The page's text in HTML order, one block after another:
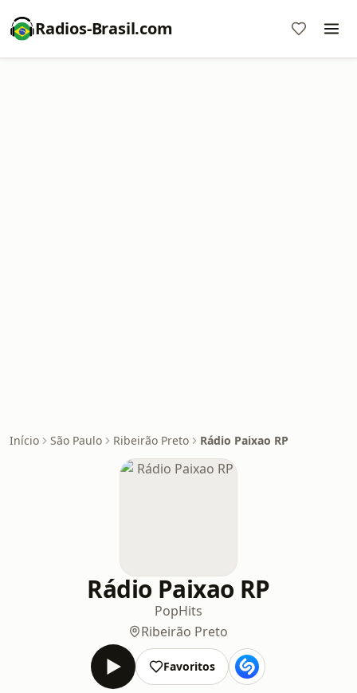
Radios-Brasil.com
Início São Paulo Ribeirão Preto Rádio Paixao RP
Rádio Paixao RP
PopHits
Ribeirão Preto
Favoritos